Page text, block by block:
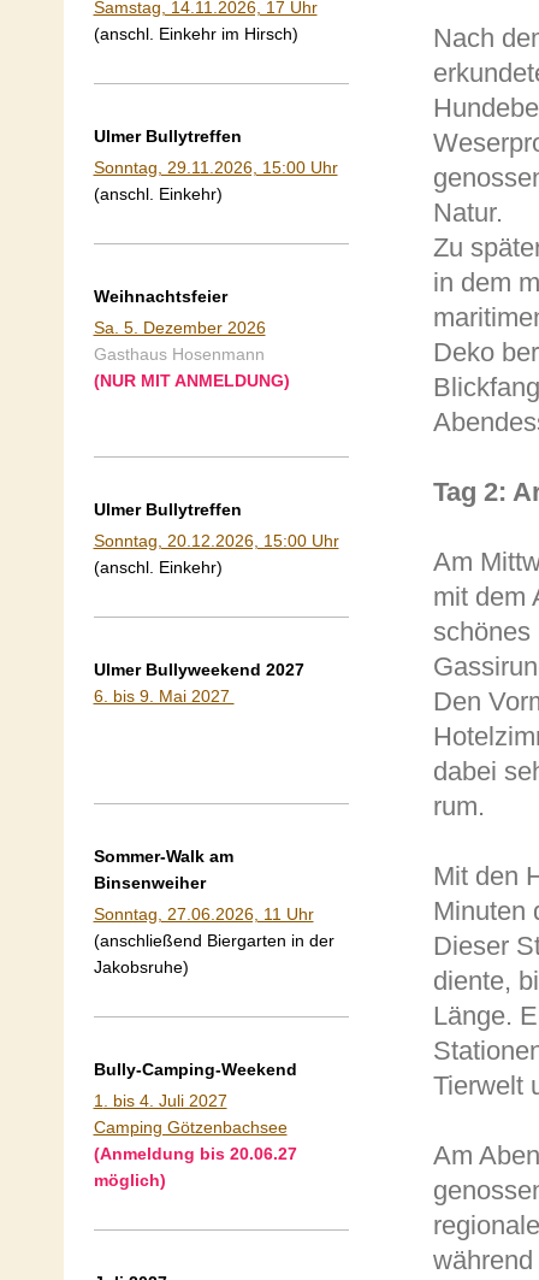
Nach
Natur.
Zu
in dem
Deko
Tag 2:
Am
mit dem
schönes
Den
dabei
rum.
Mit den
Minuten
Dieser
diente,
Länge.
Tierwelt
Am
Samstag, 14.11.2026, 17 Uhr
(anschl. Einkehr im Hirsch)
Ulmer Bullytreffen
Sonntag, 29.11.2026, 15:00 Uhr
(anschl. Einkehr)
Weihnachtsfeier
Sa. 5. Dezember 2026
Gasthaus Hosenmann
(NUR MIT ANMELDUNG)
Ulmer Bullytreffen
Sonntag, 20.12.2026, 15:00 Uhr
(anschl. Einkehr)
Ulmer Bullyweekend 2027
6. bis 9. Mai 2027
Sommer-Walk am
Binsenweiher
Sonntag, 27.06.2026, 11 Uhr
(anschließend Biergarten in der
Jakobsruhe)
Bully-Camping-Weekend
1
. bis 4. Juli 2027
Camping Götzenbachsee
(Anmeldung bis 20.06.27
möglich)